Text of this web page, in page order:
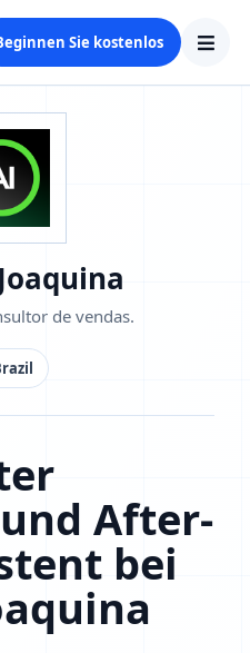
Sie kostenlos
de vendas.
After-
bei